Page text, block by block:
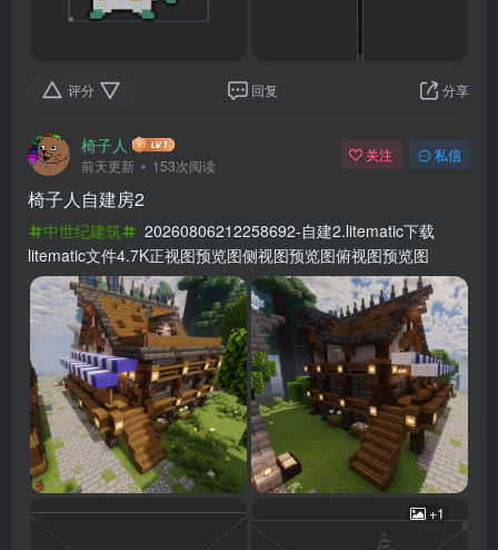
评分 回复 分享
椅子人
前天更新 153次阅读
关注 私信
椅子人自建房2
中世纪建筑
20260806212258692-自建2.litematic下载
litematic文件4.7K正视图预览图侧视图预览图俯视图预览图
+1